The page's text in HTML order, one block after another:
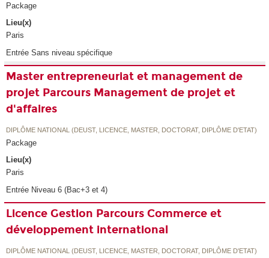
Package
Lieu(x)
Paris
Entrée Sans niveau spécifique
Master entrepreneuriat et management de
projet Parcours Management de projet et
d'affaires
DIPLÔME NATIONAL (DEUST, LICENCE, MASTER, DOCTORAT, DIPLÔME D'ETAT)
Package
Lieu(x)
Paris
Entrée Niveau 6 (Bac+3 et 4)
Licence Gestion Parcours Commerce et
développement international
DIPLÔME NATIONAL (DEUST, LICENCE, MASTER, DOCTORAT, DIPLÔME D'ETAT)